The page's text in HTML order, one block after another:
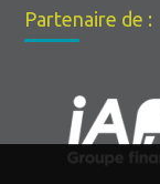
Partenaire de :